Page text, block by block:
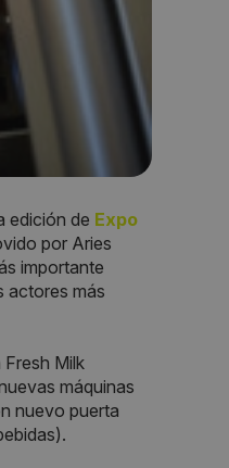
edición de Expo
por Aries
importante
actores más
Milk
máquinas
nuevo puerta